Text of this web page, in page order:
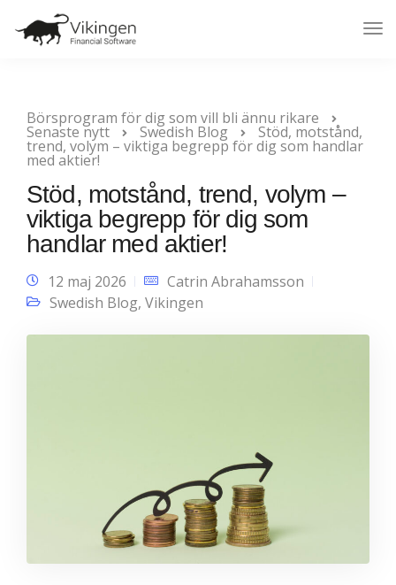
Börsprogram för dig som vill bli ännu rikare
Senaste nytt Swedish Blog Stöd, motstånd,
trend, volym – viktiga begrepp för dig som handlar
med aktier!
Stöd, motstånd, trend, volym –
viktiga begrepp för dig som
handlar med aktier!
12 maj 2026
Catrin Abrahamsson
Swedish Blog, Vikingen